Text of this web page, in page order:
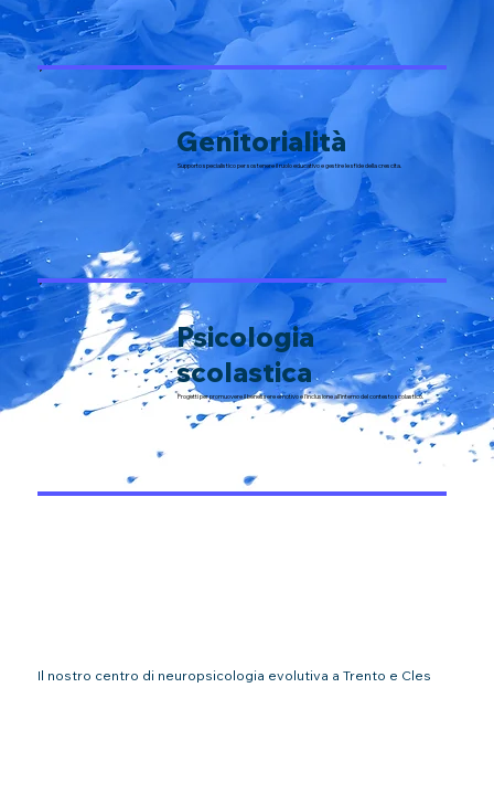
Genitorialità
Supporto specialistico per sostenere il ruolo educativo e gestire le sfide della crescita.
Psicologia
scolastica
Progetti per promuovere il benessere emotivo e l'inclusione all'interno del contesto scolastico.
Il nostro centro di neuropsicologia evolutiva a Trento e Cles